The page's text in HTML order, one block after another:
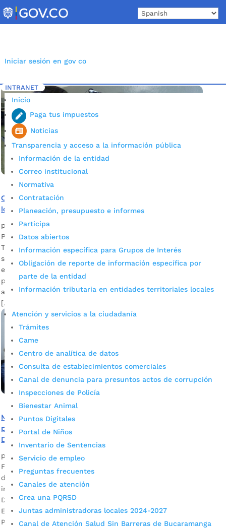
to
content
Iniciar sesión en gov co
INTRANET
Inicio
Paga tus impuestos
Noticias
Transparencia y acceso a la información pública
Información de la entidad
Correo institucional
Normativa
Contratación
Planeación, presupuesto e informes
Participa
Datos abiertos
Información específica para Grupos de Interés
Obligación de reporte de información específica por
parte de la entidad
Información tributaria en entidades territoriales locales
Atención y servicios a la ciudadanía
Trámites
Came
Centro de analítica de datos
Consulta de establecimientos comerciales
Canal de denuncia para presuntos actos de corrupción
Inspecciones de Policía
Bienestar Animal
Puntos Digitales
Portal de Niños
Inventario de Sentencias
Servicio de empleo
Preguntas frecuentes
Canales de atención
Crea una PQRSD
Juntas administradoras locales 2024-2027
Canal de Atención Salud Sin Barreras de Bucaramanga
Inicio 5 Etiqueta: Plan de Desarrollo Bucaramanga
Con $5.500 millones Gobierno Municipal garantizará en
los próximos años la conectividad digital
por Alcaldía de Bucaramanga
Para adelantar con éxito el proyecto, actualmente la Oficina
TIC cumple con una tarea de análisis de las zonas en donde
se podría ampliar la cobertura. Ana Leonor Rueda, secretaria
educación Bucaramanga Descargar audio Con un
presupuesto de $5.500 millones la Alcaldía de Bucaramanga,
a través de la Secretaría de Educación, tiene la misión de
[…]
Ministerio de Educación realiza capacitaciones sobre
programas que se tendrían en cuenta en el Plan de
Desarrollo
por Alcaldía de Bucaramanga
Funcionarios de las secretarías de Educación y Planeación
de Bucaramanga recibieron información sobre cómo
implementar estrategias que mejoren la educación oficial.
Descargar audios: Ana Leonor Rueda Vivas, secretaria de
Educación del Municipio / Jaime Vizcaíno, director de
Primera Infancia del MEN Según Jaime Vizcaíno, director de